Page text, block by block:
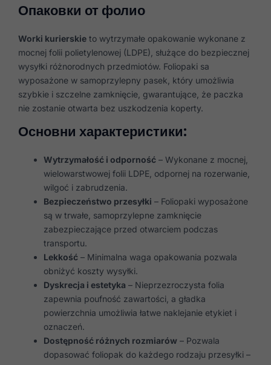
Опаковки от фолио
Worki kurierskie to wytrzymałe opakowanie wykonane z
mocnej folii polietylenowej (LDPE), służące do bezpiecznej
wysyłki różnorodnych przedmiotów. Foliopaki sa
wyposażone w samoprzylepny pasek, który umożliwia
szybkie i szczelne zamknięcie, gwarantujące, że paczka
nie zostanie otwarta bez uszkodzenia koperty.
Основни характеристики:
Wytrzymałość i odporność – Wykonane z mocnej,
wielowarstwowej folii LDPE, odpornej na rozerwanie,
wilgoć i zabrudzenia.
Bezpieczeństwo przesyłki – Foliopaki wyposażone
są w trwałe, samoprzylepne zamknięcie
zabezpieczające przed otwarciem podczas
transportu.
Lekkość – Minimalna waga opakowania pozwala
obniżyć koszty wysyłki.
Dyskrecja i estetyka – Nieprzezroczysta folia
zapewnia poufność zawartości, a gładka
powierzchnia umożliwia łatwe naklejanie etykiet i
oznaczeń.
Dostępność różnych rozmiarów – Pozwala
dopasować foliopak do każdego rodzaju przesyłki –